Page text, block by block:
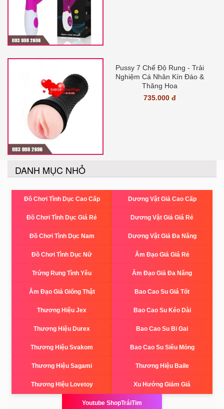
Pussy 7 Chế Độ Rung - Trải
Nghiệm Cá Nhân Kín Đáo &
Thăng Hoa
735.000 đ
DANH MỤC NHỎ
Đồ Chơi Tình Dục Cao Cấp Dương Vật Giả Cao Cấp
Đồ Chơi Tình Dục Giá Rẻ Dương Vật Giả Giá Rẻ
Đồ Chơi Tình Dục Nam Dương Vật Giả Đa Năng
Đồ Chơi Tình Dục Nữ Âm Đạo Giả Giá Rẻ
Trứng Rung Tình Yêu Âm Đạo Giả Đa Năng
Âm Đạo Giả Giống Thật Bao Cao Su Giá Tốt
Thương Hiệu Jex Bao Cao Su Kéo Dài
Thương Hiệu Durex Bao Cao Su Bi Gai
Thương Hiệu Svakom Bao Cao Su Siêu Mỏng
Thương Hiệu Sagami Thương Hiệu Baile
Thương Hiệu Lovetoy Xu Hướng Giảm Giá
Youtube ShopTráiTim